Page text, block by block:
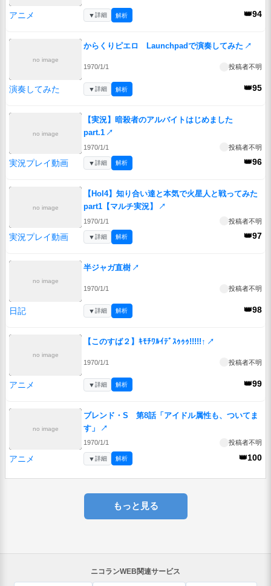
アニメ 👑94
▼詳細 解析
no image
からくりピエロ Launchpadで演奏してみた ↗
1970/1/1 投稿者不明
演奏してみた 👑95
▼詳細 解析
no image
【実況】暗殺者のアルバイトはじめました
part.1 ↗
1970/1/1 投稿者不明
実況プレイ動画 👑96
▼詳細 解析
no image
【HoI4】知り合い達と本気で火星人と戦ってみた
part1【マルチ実況】
↗
1970/1/1 投稿者不明
実況プレイ動画 👑97
▼詳細 解析
no image
半ジャガ直樹 ↗
1970/1/1 投稿者不明
日記 👑98
▼詳細 解析
no image
【このすば２】ｷﾓﾁﾜﾙｲﾃﾞｽｩｩｩ!!!!!↑ ↗
1970/1/1 投稿者不明
アニメ 👑99
▼詳細 解析
no image
ブレンド・S 第8話「アイドル属性も、ついてま
す」
↗
1970/1/1 投稿者不明
アニメ 👑100
▼詳細 解析
もっと見る
ニコランWEB関連サービス